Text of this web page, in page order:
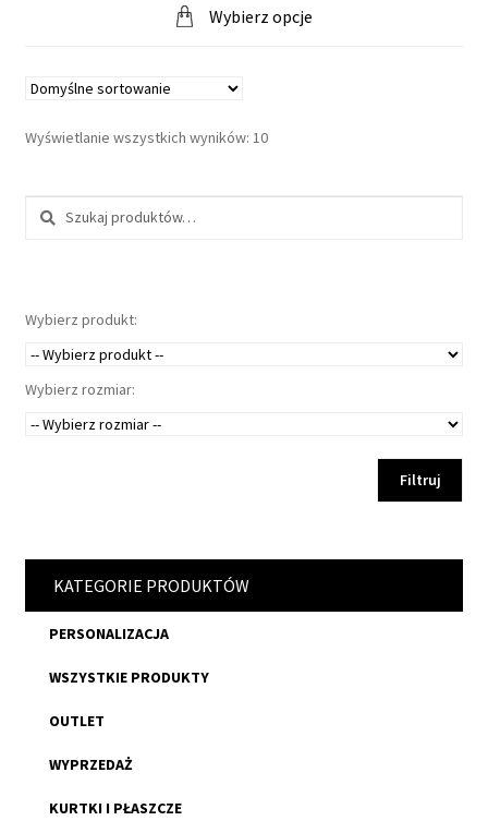
Wybierz opcje
Wyświetlanie wszystkich wyników: 10
Wybierz produkt:
Wybierz rozmiar:
Filtruj
KATEGORIE PRODUKTÓW
PERSONALIZACJA
WSZYSTKIE PRODUKTY
OUTLET
WYPRZEDAŻ
KURTKI I PŁASZCZE